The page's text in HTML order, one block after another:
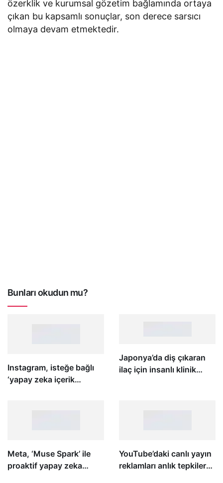
özerklik ve kurumsal gözetim bağlamında ortaya
çıkan bu kapsamlı sonuçlar, son derece sarsıcı
olmaya devam etmektedir.
Bunları okudun mu?
Instagram, isteğe bağlı
‘yapay zeka içerik
Japonya’da diş çıkaran
ilaç için insanlı klinik
Meta, ‘Muse Spark’ ile
proaktif yapay zeka
YouTube’daki canlı yayın
reklamları anlık tepkilere